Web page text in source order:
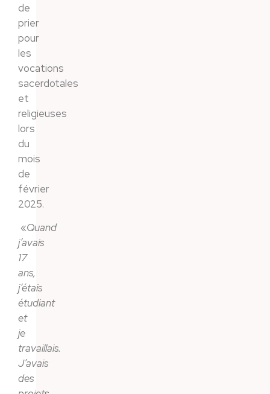
de
prier
pour
les
vocations
sacerdotales
et
religieuses
lors
du
mois
de
février
2025.
«Quand
j’avais
17
ans,
j’étais
étudiant
et
je
travaillais.
J’avais
des